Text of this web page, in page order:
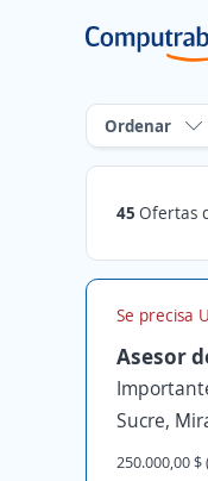
Ordenar
45 Ofertas de
Se precisa
Asesor
Sucre,
250.000,00